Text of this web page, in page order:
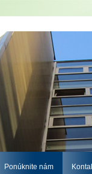
Ponúknite nám